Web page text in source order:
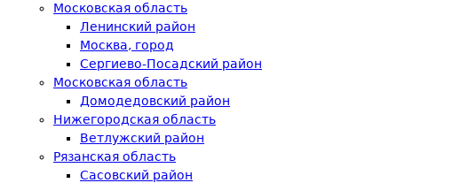
Московская область
Ленинский район
Москва, город
Сергиево-Посадский район
Московская область
Домодедовский район
Нижегородская область
Ветлужский район
Рязанская область
Сасовский район